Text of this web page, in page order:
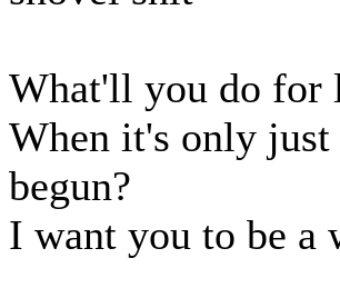
What'll you do for
When it's only just
begun?
I want you to be a